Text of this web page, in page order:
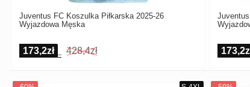
Juventus FC Koszulka Piłkarska 2025-26
Wyjazdowa Męska
173,2zł 428,4zł